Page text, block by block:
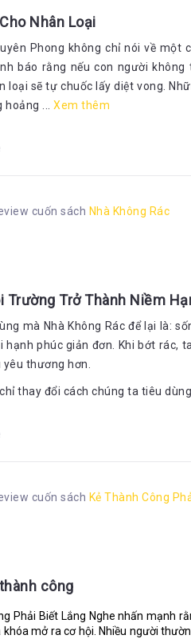
Nhân Loại
Phong không chỉ nói về một
báo rằng nếu con người
loại sẽ tự chuốc lấy diệt vong.
...
Xem thêm
cuốn sách Nhà Không Rác
Trường Trở Thành Niềm
mà Nhà Không Rác để lại là:
phúc giản đơn. Khi bớt rác,
thương hơn.
thay đổi cách chúng ta tiêu dùng,
cuốn sách Kẻ Thành Công
công
Phải Biết Lắng Nghe nhấn mạnh
khóa mở ra cơ hội. Nhiều người